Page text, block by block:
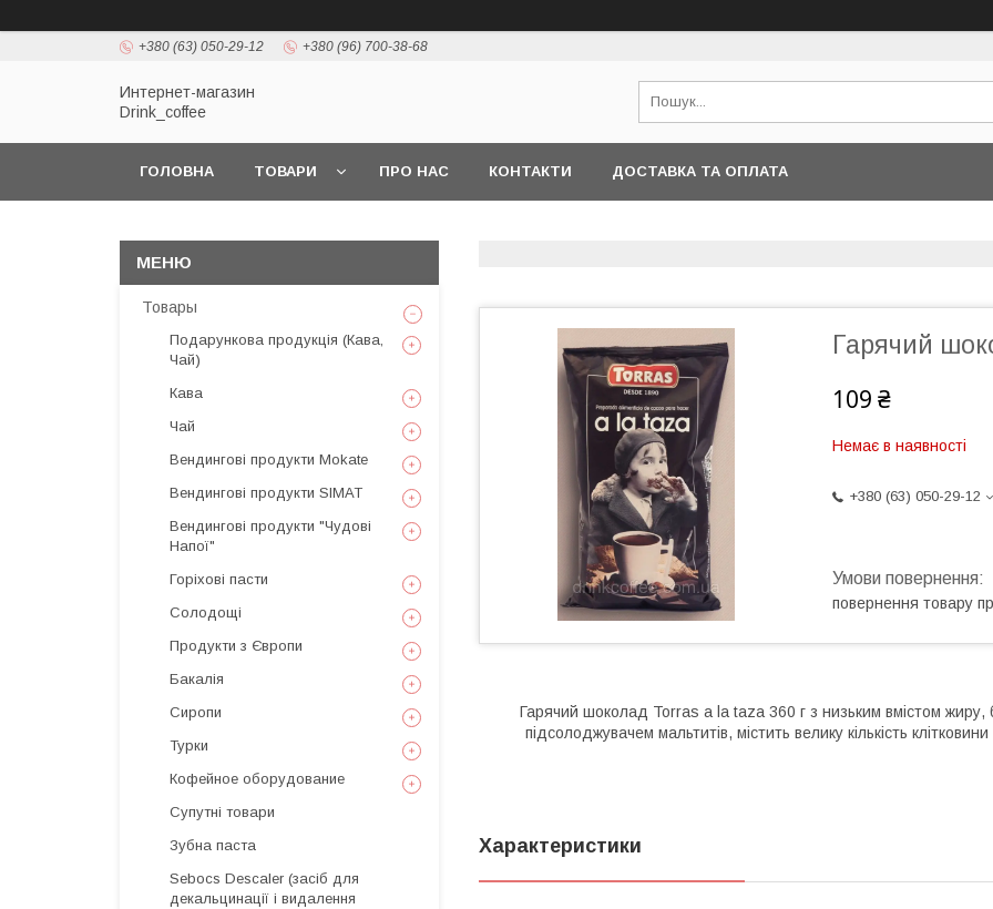
+380 (63) 050-29-12 +380 (96) 700-38-68
Интернет-магазин
Drink_coffee
ГОЛОВНА ТОВАРИ ПРО НАС КОНТАКТИ ДОСТАВКА ТА ОПЛАТА
Гарячий
109 ₴
Немає в наявності
+380 (63) 050-29-12
повернення товару
Гарячий шоколад Torras a la taza 360 г з низьким вмістом
підсолоджувачем мальтитів, містить велику кількість
Характеристики
Товары
Подарункова продукція (Кава,
Чай)
Кава
Чай
Вендингові продукти Mokate
Вендингові продукти SIMAT
Вендингові продукти "Чудові
Напої"
Горіхові пасти
Солодощі
Продукти з Європи
Бакалія
Сиропи
Турки
Кофейное оборудование
Супутні товари
Зубна паста
Sebocs Descaler (засіб для
декальцинації і видалення